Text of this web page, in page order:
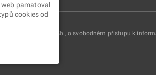
č. 106/1999 Sb., o svobodném přístupu k
web pamatoval
cookies od